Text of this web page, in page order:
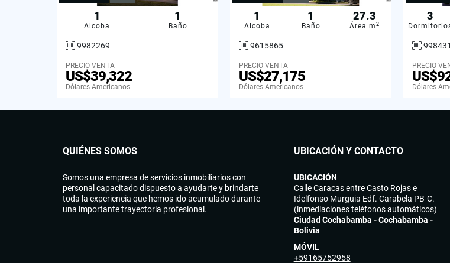
1
Alcoba
1
Baño
9982269
PRECIO VENTA
US$39,322
Dólares Americanos
1
Alcoba
1
Baño
27.3
Área m 2
9615865
PRECIO VENTA
US$27,175
Dólares Americanos
3
PRECIO
Dólares
QUIÉNES SOMOS
Somos una empresa de servicios inmobiliarios con
personal capacitado dispuesto a ayudarte y brindarte
toda la experiencia que hemos ido acumulado durante
una importante trayectoria profesional.
UBICACIÓN Y CONTACTO
UBICACIÓN
Calle Caracas entre Casto Rojas e
Idelfonso Murguia Edf. Carabela PB-C.
(inmediaciones teléfonos automáticos)
Ciudad Cochabamba - Cochabamba -
Bolivia
MÓVIL
+59165752958